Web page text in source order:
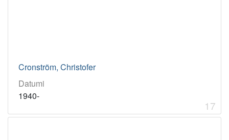
Cronström, Christofer
Datumi
1940-
17